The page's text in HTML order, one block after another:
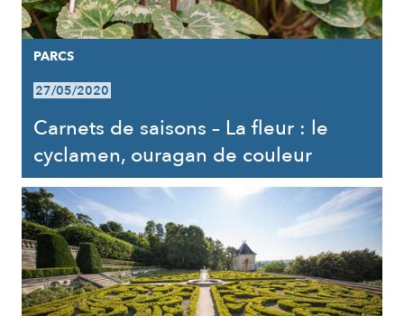
PARCS
27/05/2020
Carnets de saisons – La fleur : le
cyclamen, ouragan de couleur